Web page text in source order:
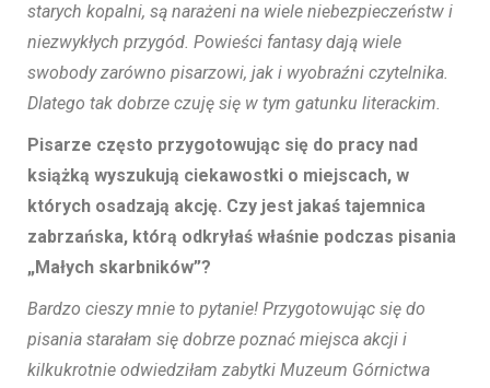
starych kopalni, są narażeni na wiele niebezpieczeństw i
niezwykłych przygód. Powieści fantasy dają wiele
swobody zarówno pisarzowi, jak i wyobraźni czytelnika.
Dlatego tak dobrze czuję się w tym gatunku literackim.
Pisarze często przygotowując się do pracy nad
książką wyszukują ciekawostki o miejscach, w
których osadzają akcję. Czy jest jakaś tajemnica
zabrzańska, którą odkryłaś właśnie podczas pisania
„Małych skarbników”?
Bardzo cieszy mnie to pytanie! Przygotowując się do
pisania starałam się dobrze poznać miejsca akcji i
kilkukrotnie odwiedziłam zabytki Muzeum Górnictwa